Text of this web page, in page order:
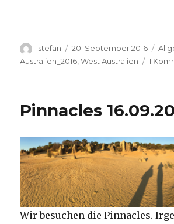
Autor
stefan
Veröffentlicht
am
20. September 2016
Australien_2016 ,West Australien 1
Pinnacles
Wir besuchen die Pinnacles.